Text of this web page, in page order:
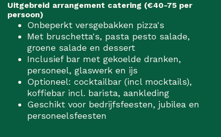
Uitgebreid arrangement catering (€40-75 per
persoon)
Onbeperkt versgebakken pizza's
Met bruschetta's, pasta pesto salade,
groene salade en dessert
Inclusief bar met gekoelde dranken,
personeel, glaswerk en ijs
Optioneel: cocktailbar (incl mocktails),
koffiebar incl. barista, aankleding
Geschikt voor bedrijfsfeesten, jubilea en
personeelsfeesten